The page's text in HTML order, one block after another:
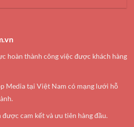
hoàn thành công việc được khách hàng
Media tại Việt Nam có mạng lưới hỗ
cam kết và ưu tiên hàng đầu.